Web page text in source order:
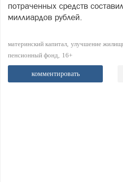
потраченных средств
миллиардов рублей.
материнский капитал улучшение
пенсионный фонд
16+
комментировать